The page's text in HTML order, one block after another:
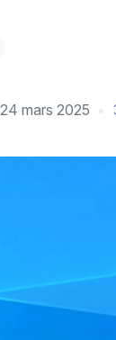
24 mars 2025